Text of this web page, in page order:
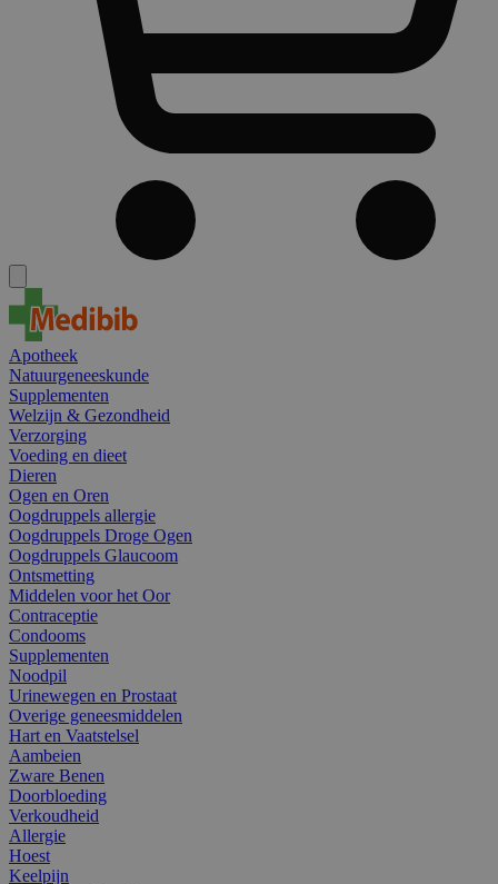
Apotheek
Natuurgeneeskunde
Supplementen
Welzijn & Gezondheid
Verzorging
Voeding en dieet
Dieren
Ogen en Oren
Oogdruppels allergie
Oogdruppels Droge Ogen
Oogdruppels Glaucoom
Ontsmetting
Middelen voor het Oor
Contraceptie
Condooms
Supplementen
Noodpil
Urinewegen en Prostaat
Overige geneesmiddelen
Hart en Vaatstelsel
Aambeien
Zware Benen
Doorbloeding
Verkoudheid
Allergie
Hoest
Keelpijn